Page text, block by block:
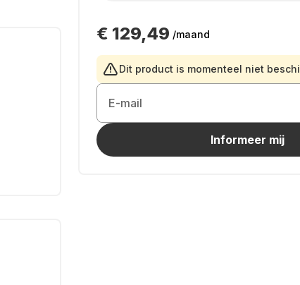
€ 129,49 /maand
Dit product is momenteel niet
E-mail
Informeer mij